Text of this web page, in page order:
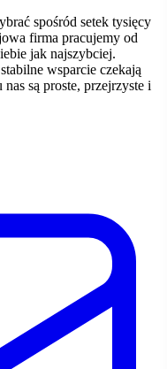
spośród setek tysięcy
firma pracujemy od
jak najszybciej.
wsparcie czekają
są proste, przejrzyste i